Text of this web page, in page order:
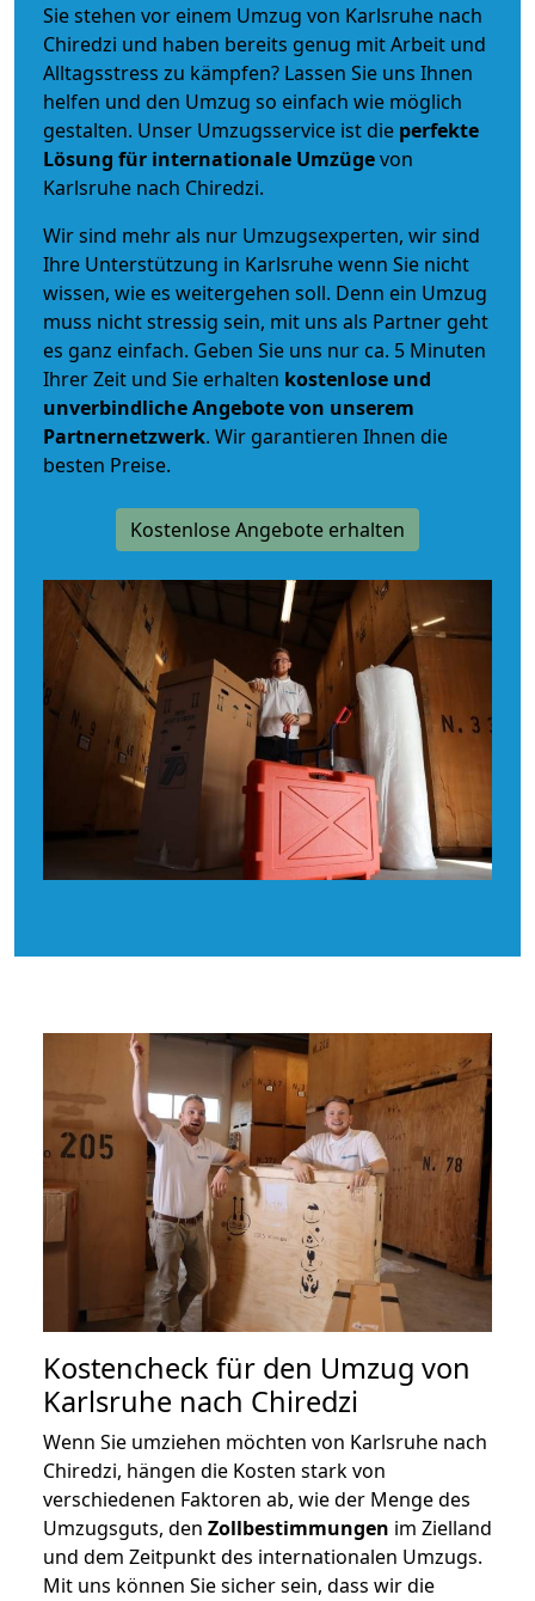
Sie stehen vor einem Umzug von Karlsruhe nach
Chiredzi und haben bereits genug mit Arbeit und
Alltagsstress zu kämpfen? Lassen Sie uns Ihnen
helfen und den Umzug so einfach wie möglich
gestalten. Unser Umzugsservice ist die perfekte
Lösung für internationale Umzügevon
Karlsruhe nach Chiredzi.
Wir sind mehr als nur Umzugsexperten, wir sind
Ihre Unterstützung in Karlsruhe wenn Sie nicht
wissen, wie es weitergehen soll. Denn ein Umzug
muss nicht stressig sein, mit uns als Partner geht
es ganz einfach. Geben Sie uns nur ca. 5 Minuten
Ihrer Zeit und Sie erhalten kostenlose und
unverbindlicheAngebote von unserem
Partnernetzwerk. Wir garantieren Ihnen die
besten Preise.
Kostenlose Angebote erhalten
Kostencheck für den Umzug von
Karlsruhe nach Chiredzi
Wenn Sie umziehen möchten von Karlsruhe nach
Chiredzi, hängen die Kosten stark von
verschiedenen Faktoren ab, wie der Menge des
Umzugsguts, den Zollbestimmungen im Zielland
und dem Zeitpunkt des internationalen Umzugs.
Mit uns können Sie sicher sein, dass wir die